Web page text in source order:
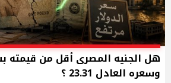
هل الجنيه المصرى أقل من قيمته
وسعره العادل 23.31 ؟